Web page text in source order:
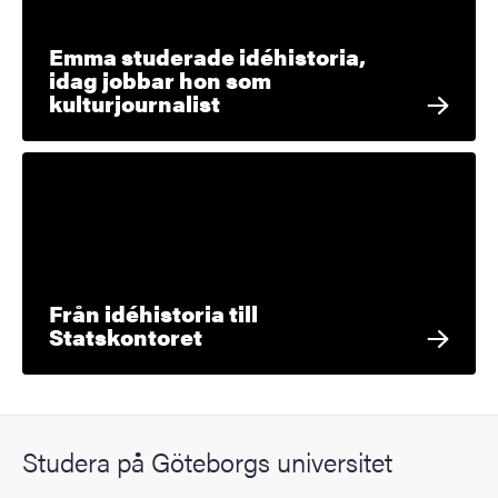
Emma studerade idéhistoria,
idag jobbar hon som
kulturjournalist
Från idéhistoria till
Statskontoret
Studera på Göteborgs universitet